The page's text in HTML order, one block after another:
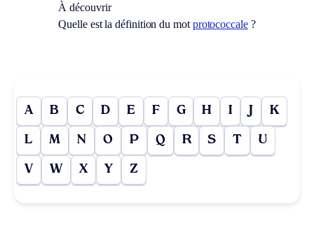
À découvrir
Quelle est la définition du mot protococcale?
A B C D E F G H I J K
L M N O P Q R S T U
V W X Y Z